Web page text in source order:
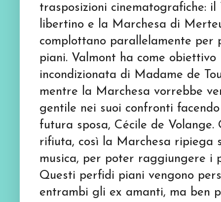
trasposizioni cinematografiche:
libertino e la Marchesa di
complottano parallelamente
piani. Valmont ha come
incondizionata di Madame de
mentre la Marchesa vorrebbe
gentile nei suoi confronti
futura sposa, Cécile de
rifiuta, così la Marchesa ripiega
musica, per poter raggiungere i
Questi perfidi piani vengono
entrambi gli ex amanti, ma ben